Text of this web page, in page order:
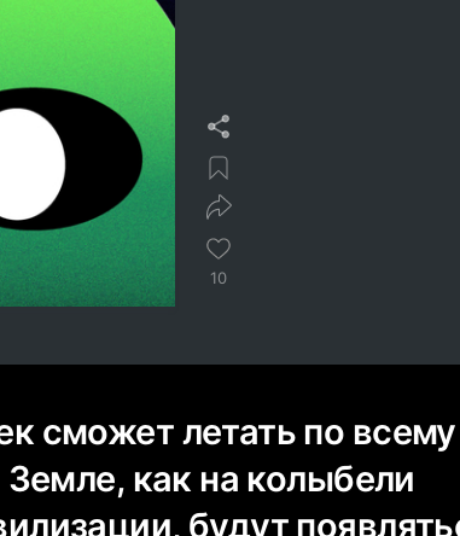
10
сможет летать по всему
Земле, как на колыбели
будут